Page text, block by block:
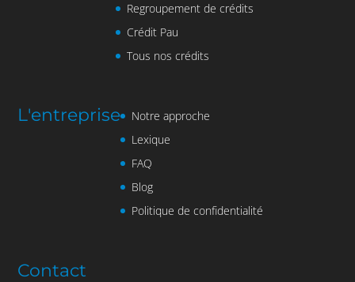
Regroupement de crédits
Crédit Pau
Tous nos crédits
L'entreprise
Notre approche
Lexique
FAQ
Blog
Politique de confidentialité
Contact